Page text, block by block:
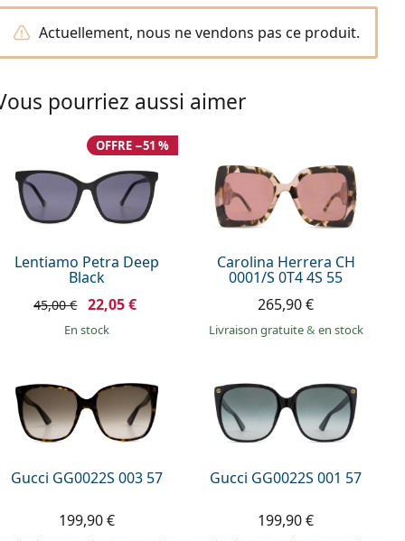
Actuellement, nous ne vendons pas ce produit.
pourriez aussi aimer
Lentiamo Petra Deep
Black
OFFRE −51 %
45,00 € 22,05 €
en stock
Carolina Herrera CH
0001/S 0T4 4S 55
265,90 €
Livraison gratuite& en stock
Gucci GG0022S 003 57
199,90 €
Gucci GG0022S 001 57
199,90 €